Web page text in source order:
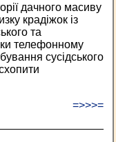
дачного масиву
крадіжок із
та
телефонному
сусідського
=>>>=